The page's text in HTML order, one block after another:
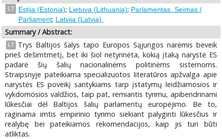
LT Estija (Estonia); Lietuva (Lithuania); Parlamentas. Seimas /
Parliament; Latvija (Latvia).
Summary / Abstract:
LT
Trys Baltijos šalys tapo Europos Sąjungos narėmis beveik
prieš dešimtmetį, bet iki šiol netyrinėta, kokią įtaką narystė ES
padarė šių šalių nacionalinėms politinėms sistemoms.
Straipsnyje pateikiama specializuotos literatūros apžvalga apie
narystės ES poveikį santykiams tarp įstatymų leidžiamosios ir
vykdomosios valdžios, taip pat, remiantis tyrimu, apibendrinami
lūkesčiai dėl Baltijos šalių parlamentų europėjimo. Be to,
raginama imtis empirinio tyrimo siekiant palyginti lūkesčius ir
realybę bei pateikiamos rekomendacijos, kaip jis turi būti
atliktas.